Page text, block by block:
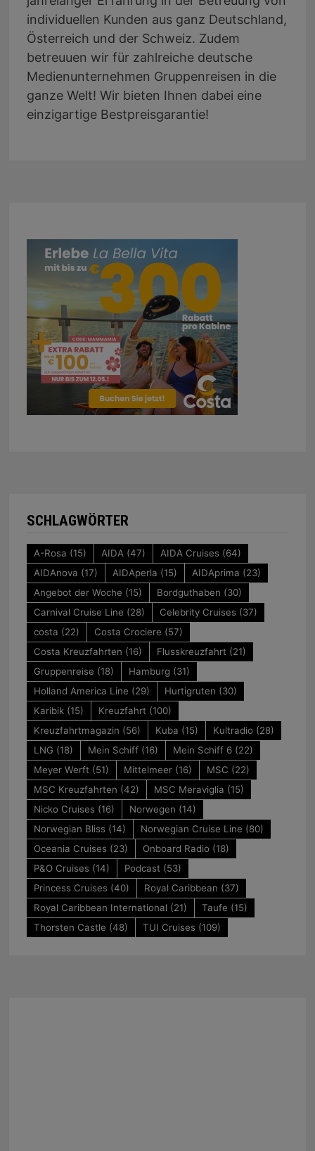
individuellen Kunden aus ganz Deutschland,
Österreich und der Schweiz. Zudem
betreuuen wir für zahlreiche deutsche
Medienunternehmen Gruppenreisen in die
ganze Welt! Wir bieten Ihnen dabei eine
einzigartige Bestpreisgarantie!
SCHLAGWÖRTER
A-Rosa (15) AIDA (47) AIDA Cruises (64)
AIDAnova (17) AIDAperla (15) AIDAprima (23)
Angebot der Woche (15) Bordguthaben (30)
Carnival Cruise Line (28) Celebrity Cruises (37)
costa (22) Costa Crociere (57)
Costa Kreuzfahrten (16) Flusskreuzfahrt (21)
Gruppenreise (18) Hamburg (31)
Holland America Line (29) Hurtigruten (30)
Karibik(15) Kreuzfahrt (100)
Kreuzfahrtmagazin (56) Kuba (15) Kultradio(28)
LNG (18) Mein Schiff(16) Mein Schiff 6(22)
Meyer Werft (51) Mittelmeer(16) MSC (22)
MSC Kreuzfahrten (42) MSC Meraviglia (15)
Nicko Cruises (16) Norwegen (14)
Norwegian Bliss (14) Norwegian Cruise Line (80)
Oceania Cruises (23) Onboard Radio(18)
P&O Cruises (14) Podcast (53)
Princess Cruises (40) Royal Caribbean (37)
Royal Caribbean International (21) Taufe (15)
Thorsten Castle (48) TUI Cruises (109)